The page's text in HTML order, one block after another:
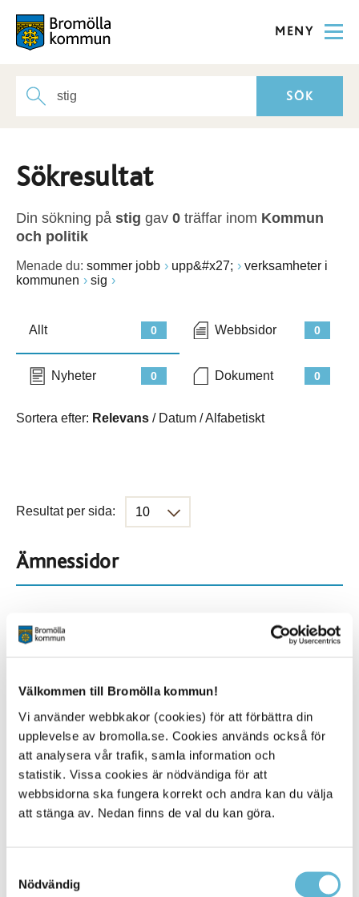
Välkommen till Bromölla kommun!
Vi använder webbkakor (cookies) för att förbättra din
upplevelse av bromolla.se. Cookies används också för
att analysera vår trafik, samla information och
statistik. Vissa cookies är nödvändiga för att
webbsidorna ska fungera korrekt och andra kan du välja
att stänga av. Nedan finns de val du kan göra.
Nödvändig
MENY
Sökresultat
Din sökning på stig gav 0 träffar inom Kommun
och politik
Menade du: sommer jobb upp&#x27;
verksamheter i
kommunen
sig
0
Allt 0
Webbsidor
0
Nyheter 0
Dokument
Sortera efter: Relevans / Datum /Alfabetiskt
Resultat per sida:
Ämnessidor
59
Hela webbplatsen
Alla platser